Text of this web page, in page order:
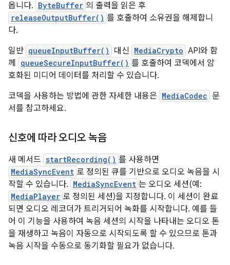
옵니다. ByteBuffer 의 출력을 읽은 후
releaseOutputBuffer() 를 호출하여 소유권을 해제합니
다.
일반 queueInputBuffer() 대신 MediaCrypto API와 함
께
queueSecureInputBuffer() 를 호출하여 코덱에서 암
호화된 미디어 데이터를 처리할 수 있습니다.
코덱을 사용하는 방법에 관한 자세한 내용은 MediaCodec 문
서를 참고하세요.
신호에 따라 오디오 녹음
새 메서드 startRecording() 를 사용하면
MediaSyncEvent 로 정의된 큐를 기반으로 오디오 녹음을 시
작할 수 있습니다. MediaSyncEvent 는 오디오 세션(예:
MediaPlayer 로 정의된 세션)을 지정합니다. 이 세션이 완료
되면 오디오 레코더가 트리거되어 녹화를 시작합니다. 예를 들
어 이 기능을 사용하여 녹음 세션의 시작을 나타내는 오디오 톤
을 재생하고 녹음이 자동으로 시작되도록 할 수 있으므로 톤과
녹음 시작을 수동으로 동기화할 필요가 없습니다.